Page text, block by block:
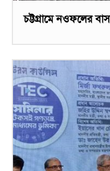
চট্টগ্রামে নওফলের